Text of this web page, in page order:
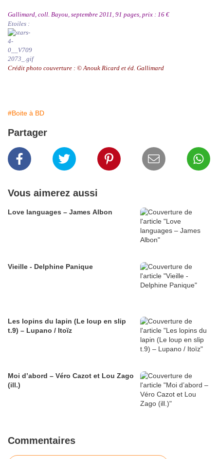
Gallimard, coll. Bayou, septembre 2011, 91 pages, prix : 16 €
Etoiles :
Crédit photo couverture : © Anouk Ricard et éd. Gallimard
#Boite à BD
Partager
Vous aimerez aussi
Love languages – James Albon
Vieille - Delphine Panique
Les lopins du lapin (Le loup en slip
t.9) – Lupano / Itoïz
Moi d’abord – Véro Cazot et Lou Zago
(ill.)
Commentaires